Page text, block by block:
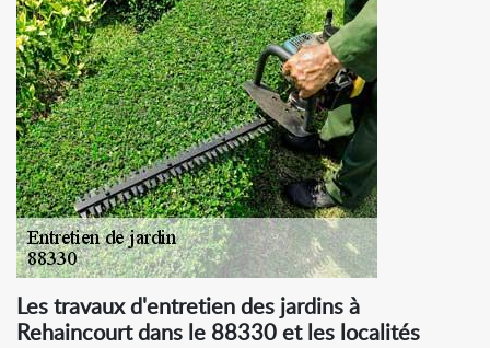
Les travaux d'entretien des jardins à
Rehaincourt dans le 88330 et les localités